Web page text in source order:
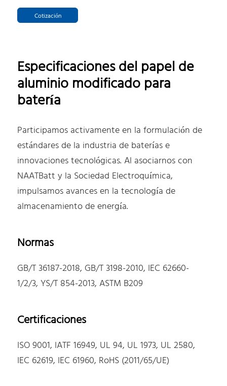
Cotización
Especificaciones del papel de
aluminio modificado para
batería
Participamos activamente en la formulación de
estándares de la industria de baterías e
innovaciones tecnológicas. Al asociarnos con
NAATBatt y la Sociedad Electroquímica,
impulsamos avances en la tecnología de
almacenamiento de energía.
Normas
GB/T 36187-2018, GB/T 3198-2010, IEC 62660-
1/2/3, YS/T 854-2013, ASTM B209
Certificaciones
ISO 9001, IATF 16949, UL 94, UL 1973, UL 2580,
IEC 62619, IEC 61960, RoHS (2011/65/UE)